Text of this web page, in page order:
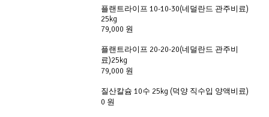
플랜트라이프 10-10-30(네덜란드 관주비료)
25kg
79,000 원
플랜트라이프 20-20-20(네덜란드 관주비
료)25kg
79,000 원
질산칼슘 10수 25kg (덕양 직수입 양액비료)
0 원